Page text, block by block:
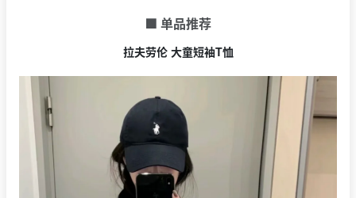
🟩 单品推荐
拉夫劳伦 大童短袖T恤